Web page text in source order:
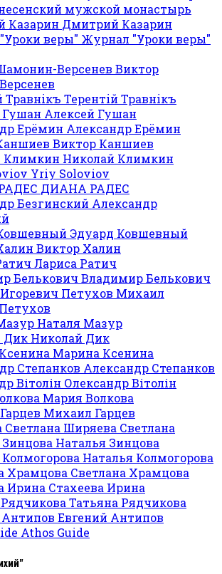
мужской монастырь
Дмитрий Казарин
Журнал "Уроки веры"
Виктор
Терентiй Травнiкъ
Алексей Гушан
Александр Ерёмин
Виктор Каншиев
Николай Климкин
Yriy Soloviov
ДИАНА РАДЕС
Александр
Эдуард Ковшевный
Виктор Халин
Лариса Ратич
Владимир Белькович
Михаил
Наталя Мазур
Николай Дик
Марина Ксенина
Александр Степанков
Олександр Вітолін
Мария Волкова
Михаил Гарцев
Ширяева Светлана
Наталья Зинцова
Наталья Колмогорова
Светлана Храмцова
Стахеева Ирина
Татьяна Рядчикова
Евгений Антипов
Athos Guide